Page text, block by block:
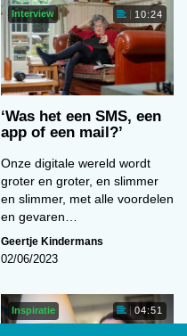
Interview 10:24
‘Was het een SMS, een
app of een mail?’
Onze digitale wereld wordt
groter en groter, en slimmer
en slimmer, met alle voordelen
en gevaren…
Geertje Kindermans
02/06/2023
Inspiratie 04:51